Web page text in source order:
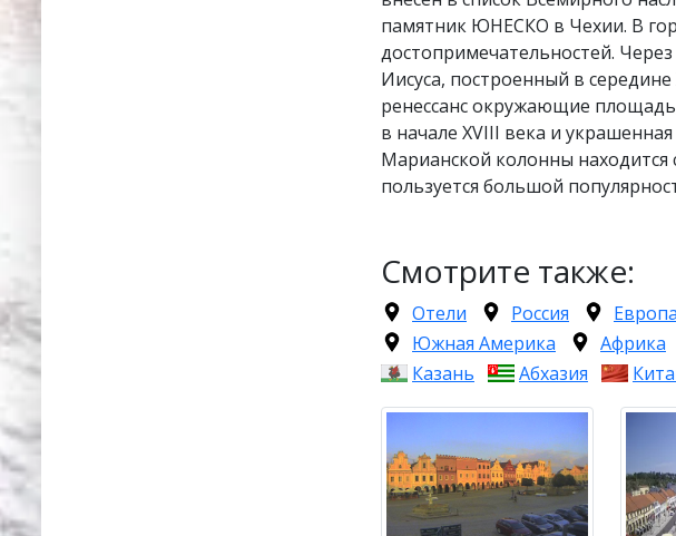
памятник ЮНЕСКО в Чехии. В
достопримечательностей.
Иисуса, построенный в
ренессанс окружающие
в начале XVIII века и
Марианской колонны
пользуется большой
Смотрите также:
Отели Россия Европа
Южная Америка
Африка
Казань
Абхазия